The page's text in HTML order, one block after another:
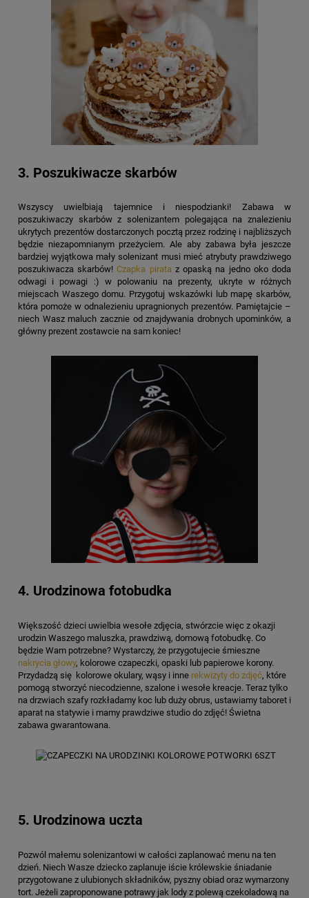
3. Poszukiwacze skarbów
Wszyscy uwielbiają tajemnice i niespodzianki! Zabawa w
poszukiwaczy skarbów z solenizantem polegająca na znalezieniu
ukrytych prezentów dostarczonych pocztą przez rodzinę i najbliższych
będzie niezapomnianym przeżyciem. Ale aby zabawa była jeszcze
bardziej wyjątkowa mały solenizant musi mieć atrybuty prawdziwego
poszukiwacza skarbów!Czapka pirataz opaską na jedno oko doda
odwagi i powagi :) w polowaniu na prezenty, ukryte w różnych
miejscach Waszego domu. Przygotuj wskazówki lub mapę skarbów,
która pomoże w odnalezieniu upragnionych prezentów. Pamiętajcie –
niech Wasz maluch zacznie od znajdywania drobnych upominków, a
główny prezent zostawcie na sam koniec!
4. Urodzinowa fotobudka
Większość dzieci uwielbia wesołe zdjęcia, stwórzcie więc z okazji
urodzin Waszego maluszka, prawdziwą, domową fotobudkę. Co
będzie Wam potrzebne? Wystarczy, że przygotujecie śmieszne
nakrycia głowy, kolorowe czapeczki, opaski lub papierowe korony.
Przydadzą się kolorowe okulary, wąsy i inne rekwizyty do zdjęć, które
pomogą stworzyć niecodzienne, szalone i wesołe kreacje. Teraz tylko
na drzwiach szafy rozkładamy koc lub duży obrus, ustawiamy taboret i
aparat na statywie i mamy prawdziwe studio do zdjęć! Świetna
zabawa gwarantowana.
5. Urodzinowa uczta
Pozwól małemu solenizantowi w całości zaplanować menu na ten
dzień. Niech Wasze dziecko zaplanuje iście królewskie śniadanie
przygotowane z ulubionych składników, pyszny obiad oraz wymarzony
tort. Jeżeli zaproponowane potrawy jak lody z polewą czekoladową na